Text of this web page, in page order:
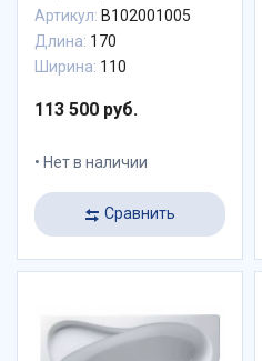
Артикул: B102001005
Длина: 170
Ширина: 110
113 500 руб.
Нет в наличии
Сравнить